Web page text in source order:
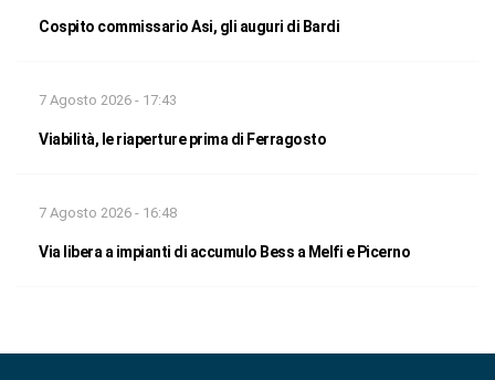
Cospito commissario Asi, gli auguri di Bardi
7 Agosto 2026 - 17:43
Viabilità, le riaperture prima di Ferragosto
7 Agosto 2026 - 16:48
Via libera a impianti di accumulo Bess a Melfi e Picerno